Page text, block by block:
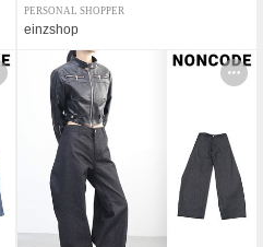
PERSONAL SHOPPER
einzshop